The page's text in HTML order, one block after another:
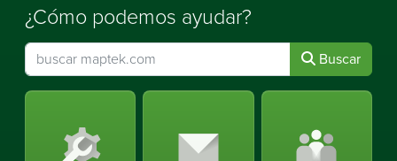
¿Cómo podemos ayudar?
Buscar